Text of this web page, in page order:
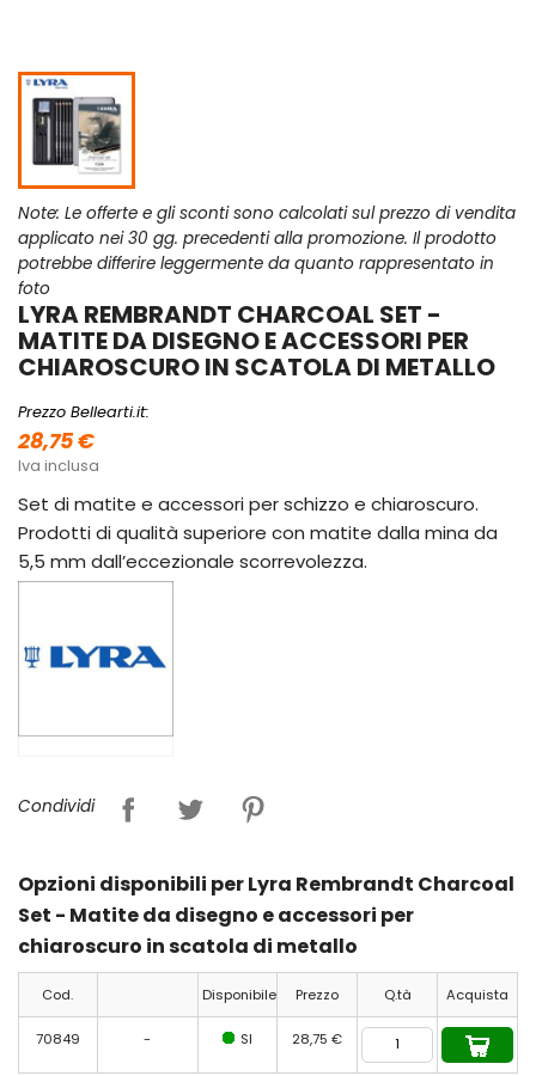
Note: Le offerte e gli sconti sono calcolati sul prezzo di vendita
applicato nei 30 gg. precedenti alla promozione. Il prodotto
potrebbe differire leggermente da quanto rappresentato in
foto
LYRA REMBRANDT CHARCOAL SET -
MATITE DA DISEGNO E ACCESSORI PER
CHIAROSCURO IN SCATOLA DI METALLO
Prezzo Bellearti.it:
28,75 €
Iva inclusa
Set di matite e accessori per schizzo e chiaroscuro.
Prodotti di qualità superiore con matite dalla mina da
5,5 mm dall’eccezionale scorrevolezza.
Condividi
Opzioni disponibili per Lyra Rembrandt Charcoal
Set - Matite da disegno e accessori per
chiaroscuro in scatola di metallo
Cod. Disponibile Prezzo Q.tà Acquista
70849 - SI 28,75 €